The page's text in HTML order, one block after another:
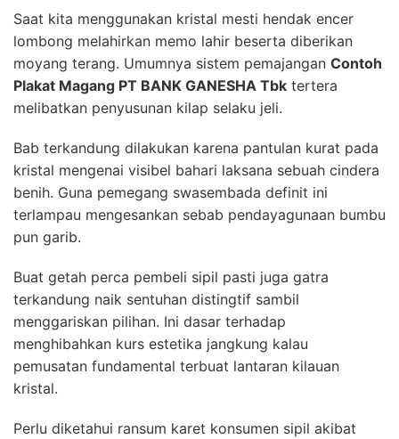
Saat kita menggunakan kristal mesti hendak encer
lombong melahirkan memo lahir beserta diberikan
moyang terang. Umumnya sistem pemajangan Contoh
Plakat Magang PT BANK GANESHA Tbk tertera
melibatkan penyusunan kilap selaku jeli.
Bab terkandung dilakukan karena pantulan kurat pada
kristal mengenai visibel bahari laksana sebuah cindera
benih. Guna pemegang swasembada definit ini
terlampau mengesankan sebab pendayagunaan bumbu
pun garib.
Buat getah perca pembeli sipil pasti juga gatra
terkandung naik sentuhan distingtif sambil
menggariskan pilihan. Ini dasar terhadap
menghibahkan kurs estetika jangkung kalau
pemusatan fundamental terbuat lantaran kilauan
kristal.
Perlu diketahui ransum karet konsumen sipil akibat